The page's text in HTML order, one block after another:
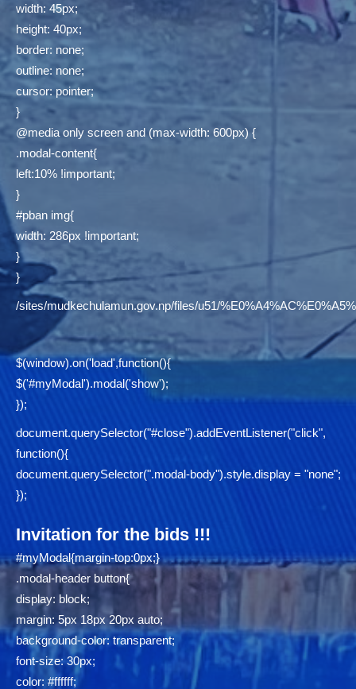
width: 45px;
height: 40px;
border: none;
outline: none;
cursor: pointer;
}
@media only screen and (max-width: 600px) {
.modal-content{
left:10% !important;
}
#pban img{
width: 286px !important;
}
}
/sites/mudkechulamun.gov.np/files/u51/
$(window).on('load',function(){
$('#myModal').modal('show');
});
document.querySelector("#close").addEventListener("click",
function(){
document.querySelector(".modal-body").style.display = "none";
});
Invitation for the bids !!!
#myModal{margin-top:0px;}
.modal-header button{
display: block;
margin: 5px 18px 20px auto;
background-color: transparent;
font-size: 30px;
color: #ffffff;